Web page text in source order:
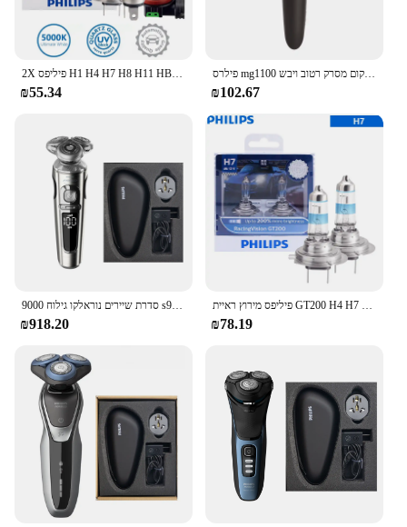
2X פיליפס H1 H4 H7 H8 H11 HB2 HB3 HB4 9003 9005 9006 12V יהלומי חזון 5000K סופר לבן הלוגן נורות אוטומטי פנס ערפל מנורה
₪55.34
פילרס mg1100 זקן זקן קר מגהצח חשמלי צפי שיער פנים זזים 3-מיקום מסרק רטוב ויבש
₪102.67
סדרת שיירים נוראלקו גילוח 9000 s9820, רטוב ויבש, ללא אריזה מקורית, תשלום מהיר
₪918.20
פיליפס מירוץ ראיית GT200 H4 H7 12V + 200% אור בהיר רכב הלוגן פנס מקורי אוטומטי מנורות גבוהה נמוך קרן ECE, 2pcs
₪78.19